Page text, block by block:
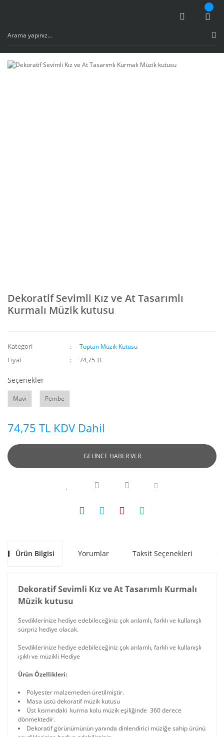
Dekoratif Sevimli Kız ve At Tasarımlı
Kurmalı Müzik kutusu
Kategori Toptan Müzik Kutusu
Fiyat 74,75 TL
Seçenekler
Mavi Pembe
74,75 TL KDV Dahil
GELİNCE HABER VER
Ürün Bilgisi Yorumlar Taksit Seçenekleri
Dekoratif Sevimli Kız ve At Tasarımlı Kurmalı
Müzik kutusu
Sevdiklerinize hediye edebileceğiniz çok anlamlı, farklı ve kullanışlı
sürpriz hediye olacak.
Sevdiklerinize hediye edebileceğiniz çok anlamlı, farklı ve kullanışlı
ışıklı ve müzikli Hediye
Ürün Özellikleri:
Polyester malzemeden üretilmiştir.
Masa üstü dekoratif müzik kutusu
Üst kısmındaki kurma kolu müzik eşiliğinde 360 derece
dönmektedir.
Dekoratif görünümünün yanında dinlendirici müziğe sahip ürünü